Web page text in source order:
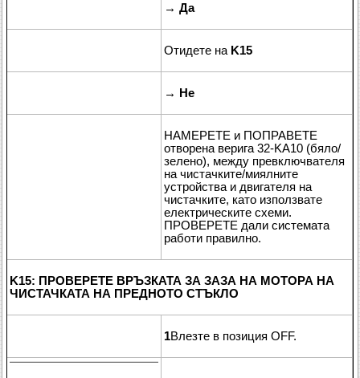
→ Да
Отидете на K15
→ Не
НАМЕРЕТЕ и ПОПРАВЕТЕ
отворена верига 32-KA10 (бяло/
зелено), между превключвателя
на чистачките/миялните
устройства и двигателя на
чистачките, като използвате
електрическите схеми.
ПРОВЕРЕТЕ дали системата
работи правилно.
K15: ПРОВЕРЕТЕ ВРЪЗКАТА ЗА ЗАЗА НА МОТОРА НА
ЧИСТАЧКАТА НА ПРЕДНОТО СТЪКЛО
1Влезте в позиция OFF.